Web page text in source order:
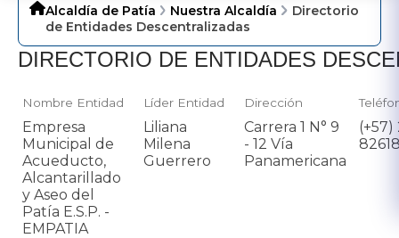
Alcaldía de Patía Nuestra Alcaldía
Directorio
de Entidades Descentralizadas
DIRECTORIO DE ENTIDADES
Nombre Entidad Líder Entidad Dirección
Empresa
Municipal de
Acueducto,
Alcantarillado
y Aseo del
Patía E.S.P. -
EMPATIA
Liliana
Milena
Guerrero
Carrera 1 N° 9
- 12 Vía
Panamericana
(+57)